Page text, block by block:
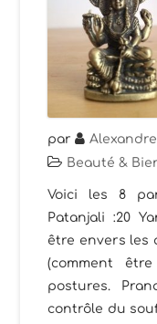
par
Beauté &
Voici les 8
Patanjali :20
être envers les
(comment
postures.
contrôle du